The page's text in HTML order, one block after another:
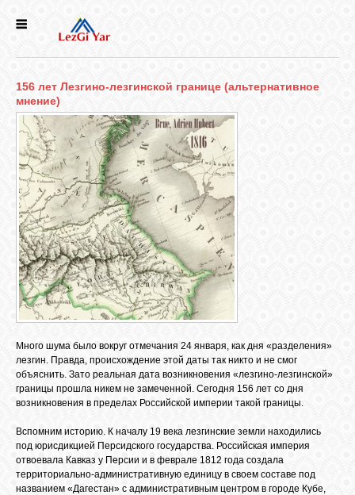
СЕЛА
ИСТОРИЯ
КУЛЬТУРА
ГОЛОС
ЛЕЗГИН
НАРОДЫ
БИБЛИОТЕКА
ФОРУМ
ГОСТЕВАЯ
156 лет Лезгино-лезгинской границе (альтернативное
мнение)
Много шума было вокруг отмечания 24 января, как дня «разделения»
лезгин. Правда, происхождение этой даты так никто и не смог
объяснить. Зато реальная дата возникновения «лезгино-лезгинской»
границы прошла никем не замеченной. Сегодня 156 лет со дня
возникновения в пределах Российской империи такой границы.
Вспомним историю. К началу 19 века лезгинские земли находились
под юрисдикцией Персидского государства. Российская империя
отвоевала Кавказ у Персии и в феврале 1812 года создала
территориально-административную единицу в своем составе под
названием «Дагестан» с административным центром в городе Кубе,